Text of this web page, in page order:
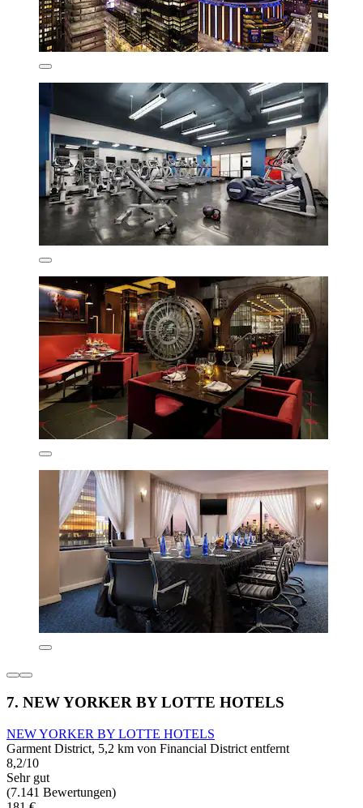
7. NEW YORKER BY LOTTE HOTELS
NEW YORKER BY LOTTE HOTELS
Garment District, 5,2 km von Financial District entfernt
8,2/10
Sehr gut
(7.141 Bewertungen)